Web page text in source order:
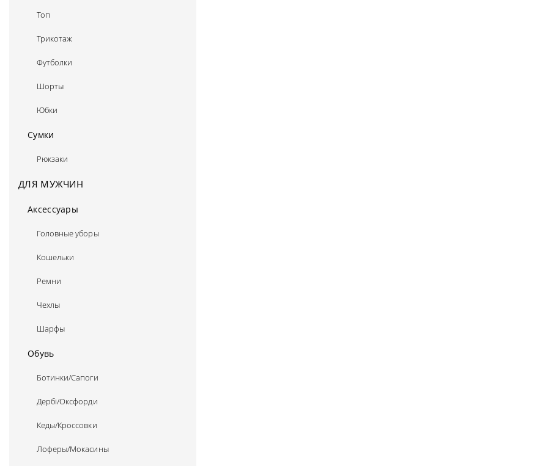
Топ
Трикотаж
Футболки
Шорты
Юбки
Сумки
Рюкзаки
ДЛЯ МУЖЧИН
Аксессуары
Головные уборы
Кошельки
Ремни
Чехлы
Шарфы
Обувь
Ботинки/Сапоги
Дербі/Оксфорди
Кеды/Кроссовки
Лоферы/Мокасины